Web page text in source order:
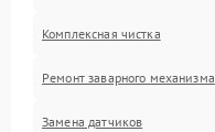
Комплексная чистка
Ремонт заварного механизма
Замена датчиков